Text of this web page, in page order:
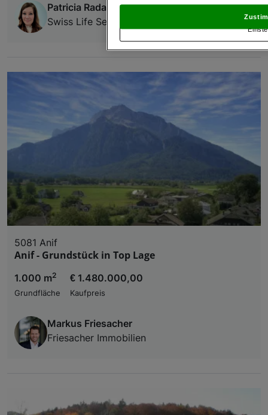
Patricia Radauer
Swiss Life Select Österreich GmbH
5081 Anif
Anif - Grundstück in Top Lage
1.000 m2
Grundfläche
€ 1.480.000,00
Kaufpreis
Markus Friesacher
Friesacher Immobilien
und Widerspruch gegen die Verarbeitung auf der
„Cookie Einstellungen“, die sich auf jeder Seite
Verwendung genauer Standortdaten.
und der Performance von Inhalten,
Liste der Partner (Lieferanten)